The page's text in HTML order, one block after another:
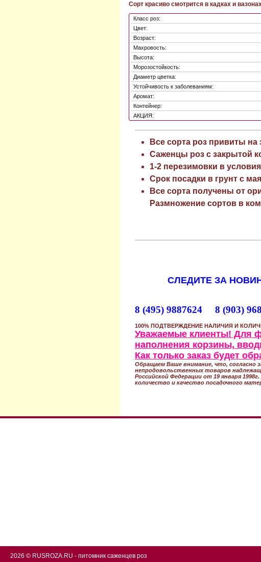
Сорт красиво смотрится в кадках и
Класс роз:
Цвет:
Возраст:
Махровость:
Высота:
Морозостойкость:
Диаметр цветка:
Устойчивость к заболеваниям:
Аромат:
Контейнер:
АКЦИЯ:
Все сорта роз привиты
Саженцы роз с закрытой
1-2 перезимовки в
Срок посадки в грунт с
Все сорта получены от
Размножение сортов в
СЛЕДИТЕ ЗА
8 (495) 9887624 8 (903)
100% ПОДТВЕРЖДЕНИЕ НАЛИЧИЯ И
Уважаемые клиенты! Для
наполнения корзины,
Как только заказ будет
Обращаем Ваше внимание, что, согласно
непродовольственных товаров
Российской Федерации от 19 января
количество и качество посадочного
2026 © RUSROZA.RU - питомник саженцев роз